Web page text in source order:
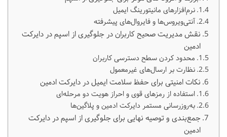
نرم‌افزارهای مانیتورینگ ایمیل
آنتی‌ویروس‌ها و فایروال‌های پیشرفته
نقش مدیریت صحیح کاربران در جلوگیری از اسپم در دایرکت
ادمین
محدود کردن سطح دسترسی کاربران
نظارت بر ارسال‌های غیرمعمول
نکات امنیتی برای حفظ سلامت ایمیل در دایرکت ادمین
استفاده از رمزهای قوی و احراز هویت دو مرحله‌ای
به‌روزرسانی مستمر دایرکت ادمین و پلاگین‌ها
جمع‌بندی و توصیه نهایی برای جلوگیری از اسپم در دایرکت
ادمین